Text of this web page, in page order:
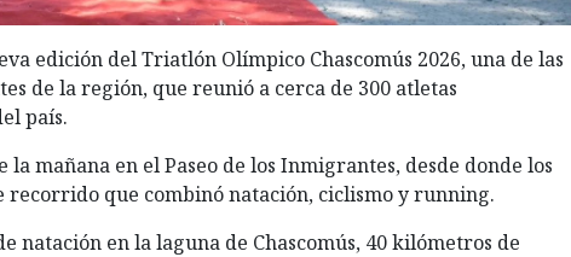
edición del Triatlón Olímpico Chascomús 2026, una de las
de la región, que reunió a cerca de 300 atletas
país.
la mañana en el Paseo de los Inmigrantes, desde donde los
que combinó natación, ciclismo y running.
natación en la laguna de Chascomús, 40 kilómetros de